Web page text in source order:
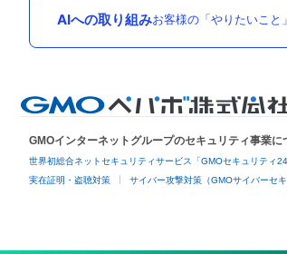
AIへの取り組みお客様の「やりたいこと
GMOインターネットグループのセキュリティ事業に
世界初総合ネットセキュリティサービス「GMOセキュリティ24
実在証明・盗聴対策 サイバー攻撃対策（GMOサイバーセ